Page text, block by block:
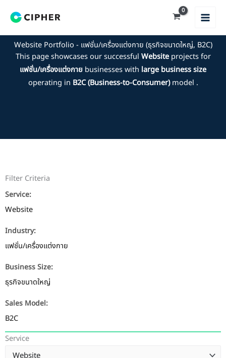
Website Portfolio - แฟชั่น/เครื่องแต่งกาย (ธุรกิจขนาดใหญ่, B2C)
This page showcases our successful Websiteprojects for
แฟชั่น/เครื่องแต่งกาย businesses with large business size
operating in B2C (Business-to-Consumer)model .
Filter Criteria
Service:
Website
Industry:
แฟชั่น/เครื่องแต่งกาย
Business Size:
ธุรกิจขนาดใหญ่
Sales Model:
B2C
Service